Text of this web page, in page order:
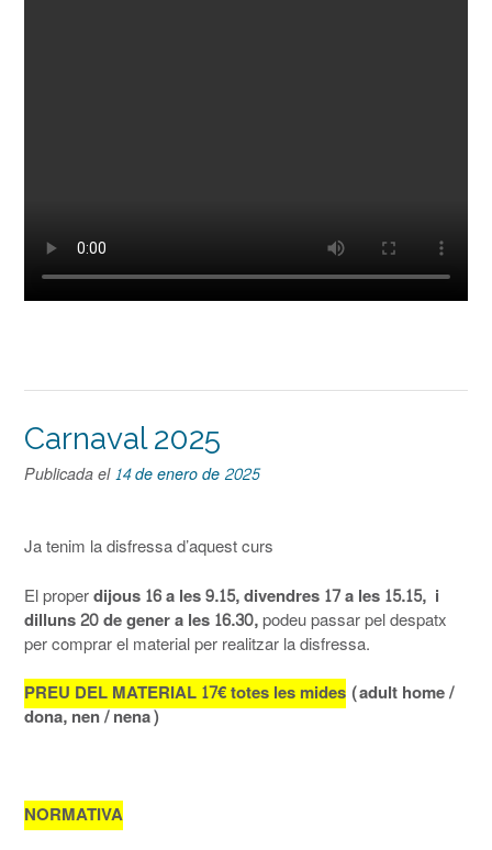
Carnaval 2025
Publicada el14 de enero de 2025
Ja tenim la disfressa d’aquest curs
El properdijous 16 a les 9.15, divendres 17 a les 15.15, i
dilluns 20 de gener a les 16.30,podeu passar pel despatx
per comprar el material per realitzar la disfressa.
PREU DEL MATERIAL 17€ totes les mides(adult home /
dona, nen / nena)
NORMATIVA